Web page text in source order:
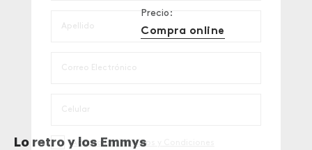
Precio:
Compra online
Lo retro y los Emmys